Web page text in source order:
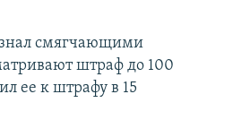
смягчающими
штраф до 100
ее к штрафу в 15